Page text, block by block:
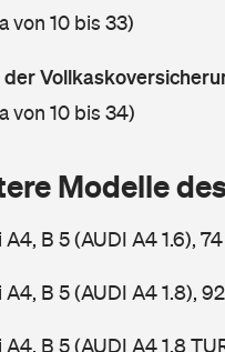
von 10 bis 33)
der
von 10 bis 34)
Modelle
A4, B 5 (AUDI A4 1.6),
A4, B 5 (AUDI A4 1.8),
A4, B 5 (AUDI A4 1.8